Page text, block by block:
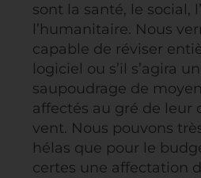
sont la santé, le social,
l’humanitaire. Nous
capable de réviser
logiciel ou s’il s’agira
saupoudrage de
affectés au gré de leur
vent. Nous pouvons
hélas que pour le
certes une affectation